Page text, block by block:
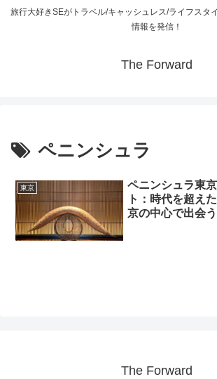
旅行大好きSEがトラベル/キャッシュレス/ライフスタ
情報を発信！
The Forward
ペニンシュラ
東京
ペニンシュラ東
ト：時代を超え
京の中心で出会
The Forward